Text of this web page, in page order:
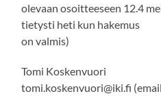
olevaan osoitteeseen 12.4
tietysti heti kun hakemus
on valmis)
Tomi Koskenvuori
tomi.koskenvuori@iki.fi